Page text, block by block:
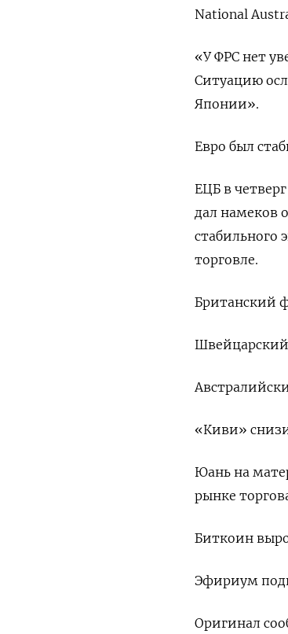
National
«У ФРС нет
Ситуацию
Японии».
Евро был
ЕЦБ в
дал намеков
стабильного
торговле.
Британский
Швейцарский
«Киви»
Юань на
рынке
Биткоин
Эфириум
Оригинал